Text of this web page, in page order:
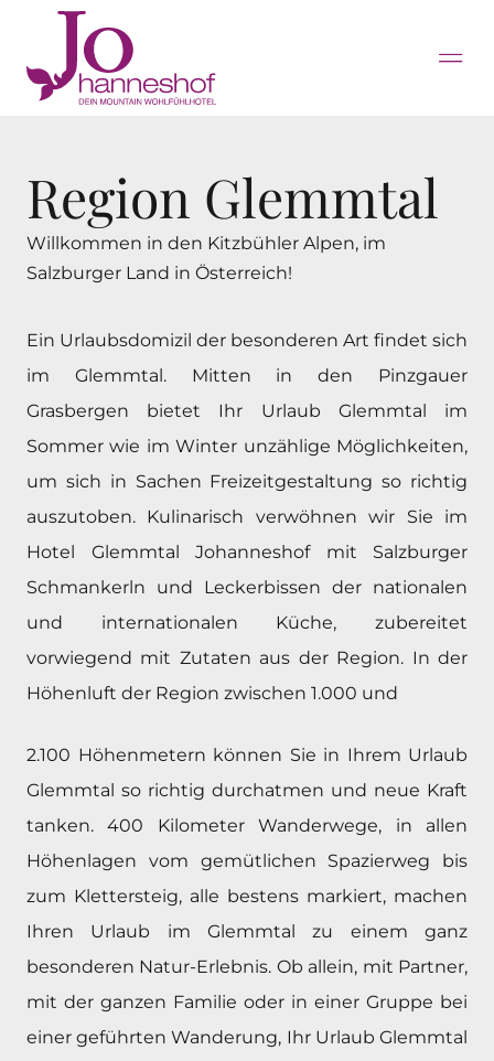
Region Glemmtal
Willkommen in den Kitzbühler Alpen, im
Salzburger Land in Österreich!
Ein Urlaubsdomizil der besonderen Art findet sich
im Glemmtal. Mitten in den Pinzgauer
Grasbergen bietet Ihr Urlaub Glemmtal im
Sommer wie im Winter unzählige Möglichkeiten,
um sich in Sachen Freizeitgestaltung so richtig
auszutoben. Kulinarisch verwöhnen wir Sie im
Hotel Glemmtal Johanneshof mit Salzburger
Schmankerln und Leckerbissen der nationalen
und internationalen Küche, zubereitet
vorwiegend mit Zutaten aus der Region. In der
Höhenluft der Region zwischen 1.000 und
2.100 Höhenmetern können Sie in Ihrem Urlaub
Glemmtal so richtig durchatmen und neue Kraft
tanken. 400 Kilometer Wanderwege, in allen
Höhenlagen vom gemütlichen Spazierweg bis
zum Klettersteig, alle bestens markiert, machen
Ihren Urlaub im Glemmtal zu einem ganz
besonderen Natur-Erlebnis. Ob allein, mit Partner,
mit der ganzen Familie oder in einer Gruppe bei
einer geführten Wanderung, Ihr Urlaub Glemmtal